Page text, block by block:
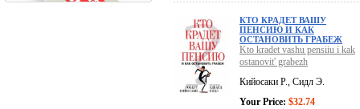
КТО КРАДЕТ ВАШУ
ПЕНСИЮ И КАК
ОСТАНОВИТЬ ГРАБЕЖ
Kto kradet vashu pensiiu i kak
ostanovit' grabezh
Кийосаки Р., Сидл Э.
Your Price: $32.74